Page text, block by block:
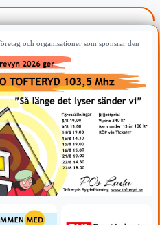
och organisationer som sponsrar den